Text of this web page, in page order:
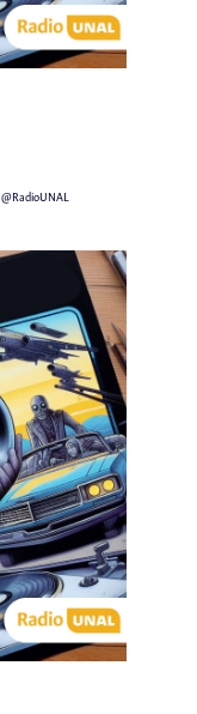
@RadioUNAL